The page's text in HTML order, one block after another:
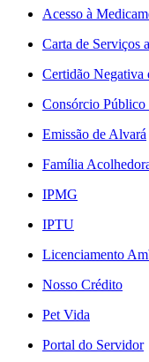
Acesso à
Carta de Serviços
Certidão Negativa
Consórcio Público
Emissão de Alvará
Família
IPMG
IPTU
Licenciamento
Nosso Crédito
Pet Vida
Portal do Servidor